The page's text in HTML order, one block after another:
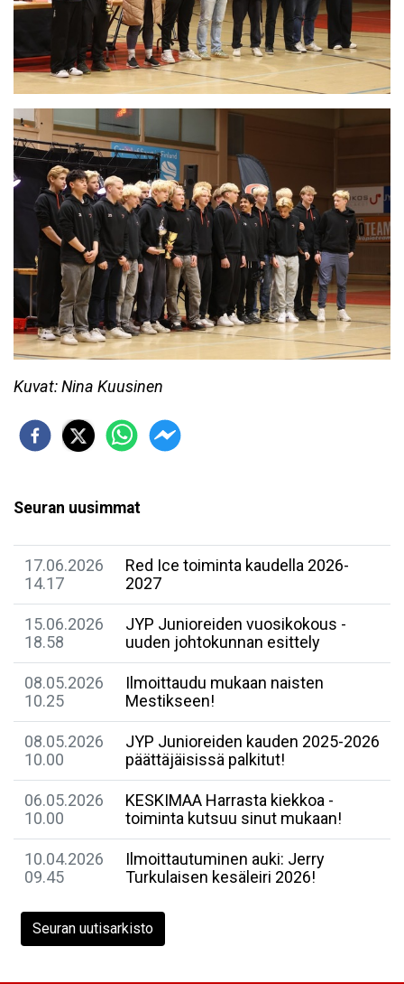
Kuvat: Nina Kuusinen
Seuran uusimmat
17.06.2026
14.17
Red Ice toiminta kaudella 2026-
2027
15.06.2026
18.58
JYP Junioreiden vuosikokous -
uuden johtokunnan esittely
08.05.2026
10.25
Ilmoittaudu mukaan naisten
Mestikseen!
08.05.2026
10.00
JYP Junioreiden kauden 2025-2026
päättäjäisissä palkitut!
06.05.2026
10.00
​KESKIMAA Harrasta kiekkoa -
toiminta kutsuu sinut mukaan!
10.04.2026
09.45
Ilmoittautuminen auki: Jerry
Turkulaisen kesäleiri 2026!
Seuran uutisarkisto